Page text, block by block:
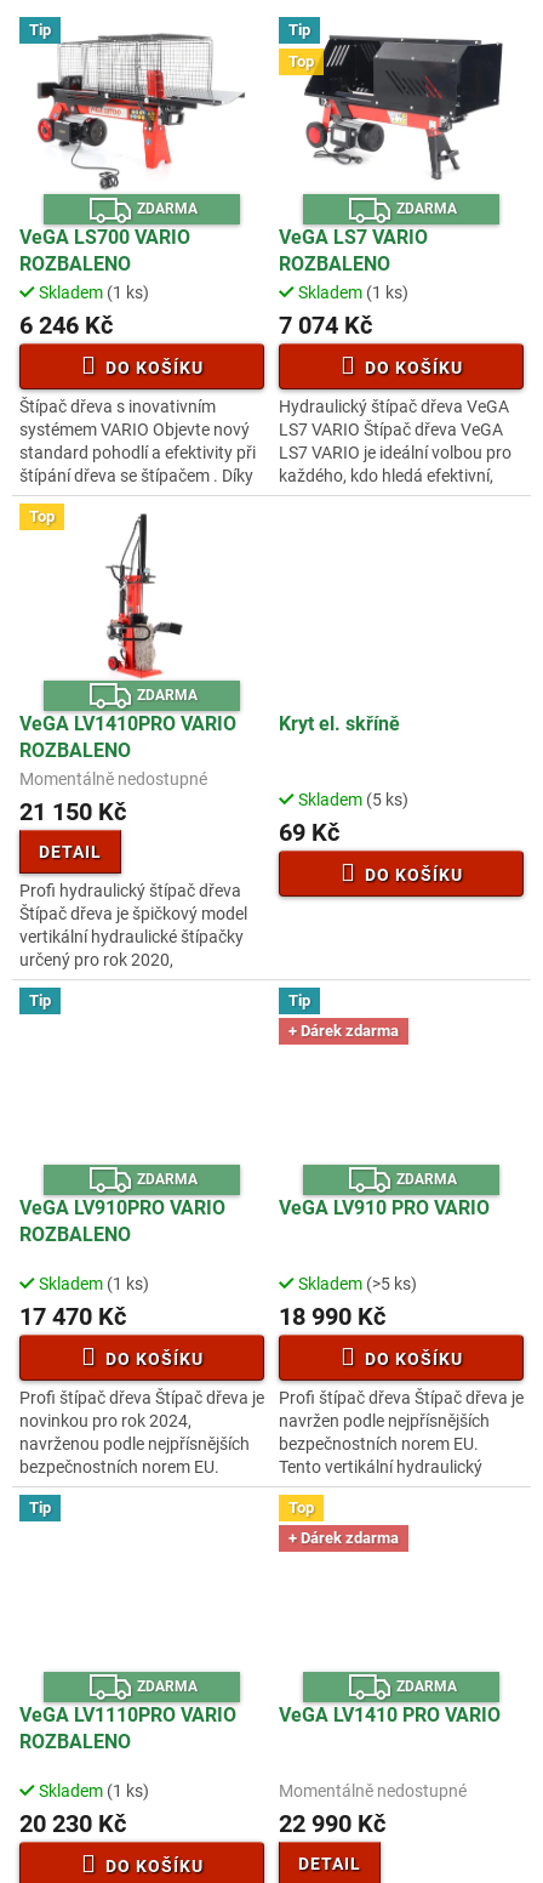
V
ý
d
u
k
ů
Tip
Z
D
A
R
M
A
ZDARMA
VeGA LS700 VARIO
ROZBALENO
Průměrné
hodnocení
produktu
3,9
z
5
hvězdiček.
Skladem (1 ks)
6 246 Kč
DO KOŠÍKU
Štípač dřeva s inovativním
systémem VARIO Objevte nový
standard pohodlí a efektivity při
štípání dřeva se štípačem . Díky
unikátnímu systému VARIO
můžete snadno nastavit délku...
Tip
Top
Z
D
A
R
M
A
ZDARMA
VeGA LS7 VARIO
ROZBALENO
Průměrné
hodnocení
produktu
2,8
z
5
hvězdiček.
Skladem (1 ks)
7 074 Kč
DO KOŠÍKU
Hydraulický štípač dřeva VeGA
LS7 VARIO Štípač dřeva VeGA
LS7 VARIO je ideální volbou pro
každého, kdo hledá efektivní,
pohodlné a energeticky úsporné
Top
Z
D
A
R
M
A
ZDARMA
VeGA LV1410PRO VARIO
ROZBALENO
Průměrné
hodnocení
produktu
4,7
z
5
hvězdiček.
Momentálně nedostupné
21 150 Kč
DETAIL
Profi hydraulický štípač dřeva
Štípač dřeva je špičkový model
vertikální hydraulické štípačky
určený pro rok 2020,
konstruovaný podle
nejpřísnějších bezpečnostních
Kryt el. skříně
Skladem (5 ks)
69 Kč
DO KOŠÍKU
Tip
Z
D
A
R
M
ZDARMA
VeGA LV910PRO VARIO
ROZBALENO
Skladem (1 ks)
17 470 Kč
DO KOŠÍKU
Profi štípač dřeva Štípač dřeva je
novinkou pro rok 2024,
navrženou podle nejpřísnějších
bezpečnostních norem EU.
Tento vertikální hydraulický
štípač je určen pro
Tip
+ Dárek zdarma
Z
D
A
ZDARMA
VeGA LV910 PRO VARIO
Skladem (>5 ks)
18 990 Kč
DO KOŠÍKU
Profi štípač dřeva Štípač dřeva je
navržen podle nejpřísnějších
bezpečnostních norem EU.
Tento vertikální hydraulický
štípač je určen pro profesionální
i náročné domácí použití...
Tip
Z
D
A
R
M
ZDARMA
VeGA LV1110PRO VARIO
ROZBALENO
Skladem (1 ks)
20 230 Kč
DO KOŠÍKU
Top
+ Dárek zdarma
Z
D
A
ZDARMA
VeGA LV1410 PRO VARIO
Momentálně nedostupné
22 990 Kč
DETAIL